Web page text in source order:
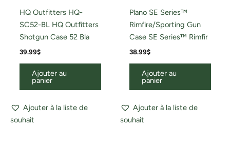
HQ Outfitters HQ-
SC52-BL HQ Outfitters
Shotgun Case 52 Bla
39.99$
Ajouter au
panier
Ajouter à la liste de
souhait
Plano SE Series™
Rimfire/Sporting Gun
Case SE Series™ Rimfir
38.99$
Ajouter au
panier
Ajouter à la liste de
souhait